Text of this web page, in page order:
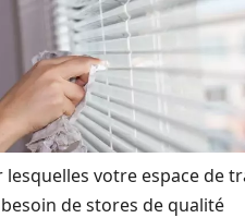
votre espace de
de stores de qualité